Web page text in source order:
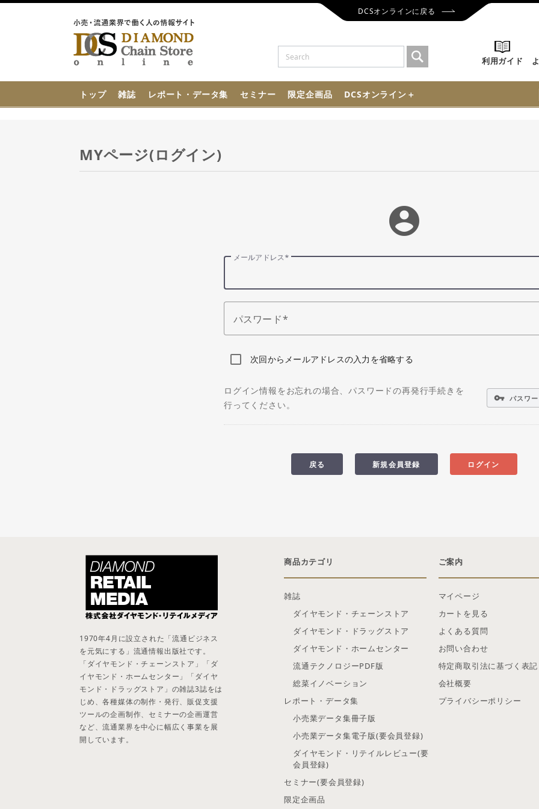
DCSオンラインに戻る
利用ガイド
トップ 雑誌 レポート・データ集 セミナー 限定企画品 DCSオンライン＋
MYページ(ログイン)
account_circle
メールアドレス
パスワード
次回からメールアドレスの入力を省略する
ログイン情報をお忘れの場合、パスワードの再発行手続きを
行ってください。
vpn_key パスワ
ログイン
新規会員登録
戻る
商品カテゴリ
雑誌
ダイヤモンド・チェーンストア
ダイヤモンド・ドラッグストア
ダイヤモンド・ホームセンター
流通テクノロジーPDF版
総菜イノベーション
レポート・データ集
小売業データ集冊子版
小売業データ集電子版(要会員登録)
ダイヤモンド・リテイルレビュー(要
会員登録)
セミナー(要会員登録)
限定企画品
ご案内
マイページ
カートを見る
よくある質問
お問い合わせ
特定商取引法に基づく表記
会社概要
プライバシーポリシー
1970年4月に設立された「流通ビジネス
を元気にする」流通情報出版社です。
「ダイヤモンド・チェーンストア」「ダ
イヤモンド・ホームセンター」「ダイヤ
モンド・ドラッグストア」の雑誌3誌をは
じめ、各種媒体の制作・発行、販促支援
ツールの企画制作、セミナーの企画運営
など、流通業界を中心に幅広く事業を展
開しています。